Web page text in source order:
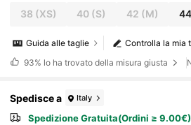
38 (XS) 40 (S) 42 (M)
Controlla la mia
Guida alle taglie
93% lo ha trovato della misura giusta
Spedisce a Italy
Spedizione Gratuita(Ordini ≥ 9.00€)